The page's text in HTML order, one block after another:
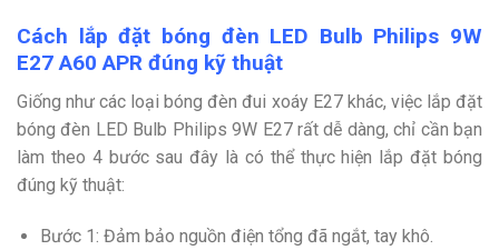
Cách lắp đặt bóng đèn LED Bulb Philips 9W
E27 A60 APR đúng kỹ thuật
Giống như các loại bóng đèn đui xoáy E27 khác, việc lắp đặt
bóng đèn LED Bulb Philips 9W E27 rất dễ dàng, chỉ cần bạn
làm theo 4 bước sau đây là có thể thực hiện lắp đặt bóng
đúng kỹ thuật:
Bước 1: Đảm bảo nguồn điện tổng đã ngắt, tay khô.